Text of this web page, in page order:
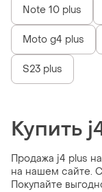
Note 10 plus
Moto g4 plus
S23 plus
Купить
Продажа j4 plus
на нашем сайте.
Покупайте